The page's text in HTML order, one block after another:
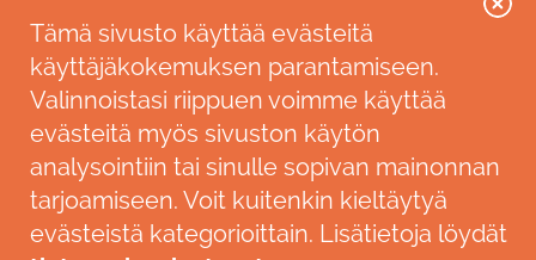
Saavutettavuusseloste
LIPUNMYYNTI
Ticketmaster p. 0600 10 800 (2,00€ €/min+pvm)
Imatran lipunmyynti
Tämä sivusto käyttää evästeitä
käyttäjäkokemuksen parantamiseen.
Valinnoistasi riippuen voimme käyttää
evästeitä myös sivuston käytön
analysointiin tai sinulle sopivan mainonnan
tarjoamiseen. Voit kuitenkin kieltäytyä
evästeistä kategorioittain. Lisätietoja löydät